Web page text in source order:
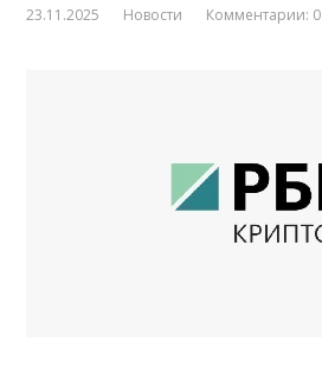
23.11.2025 Новости Комментарии: 0